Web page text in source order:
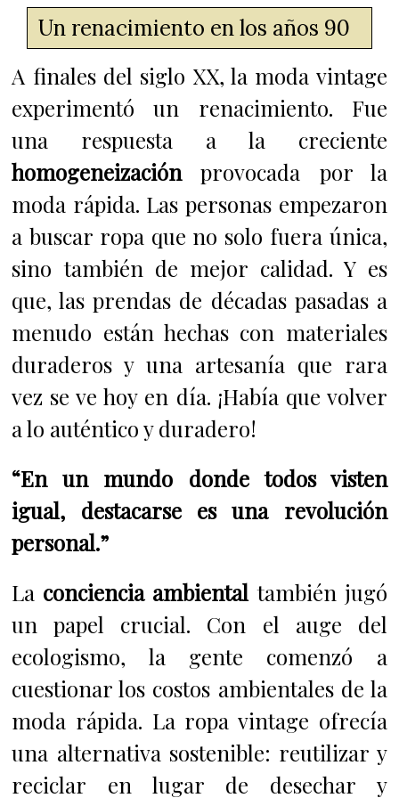
Un renacimiento en los años 90
A finales del siglo XX, la moda vintage
experimentó un renacimiento. Fue
una respuesta a la creciente
homogeneizaciónprovocada por la
moda rápida. Las personas empezaron
a buscar ropa que no solo fuera única,
sino también de mejor calidad. Y es
que, las prendas de décadas pasadas a
menudo están hechas con materiales
duraderos y una artesanía que rara
vez se ve hoy en día. ¡Había que volver
a lo auténtico y duradero!
“En un mundo donde todos visten
igual, destacarse es una revolución
personal.”
La conciencia ambiental también jugó
un papel crucial. Con el auge del
ecologismo, la gente comenzó a
cuestionar los costos ambientales de la
moda rápida. La ropa vintage ofrecía
una alternativa sostenible: reutilizar y
reciclar en lugar de desechar y